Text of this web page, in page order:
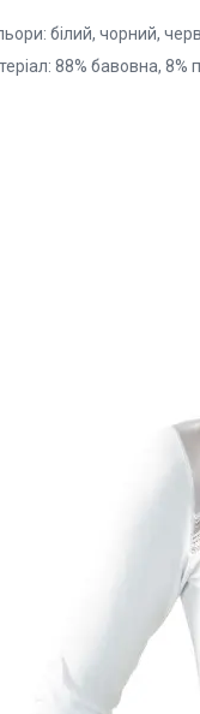
білий, чорний,
88% бавовна, 8%